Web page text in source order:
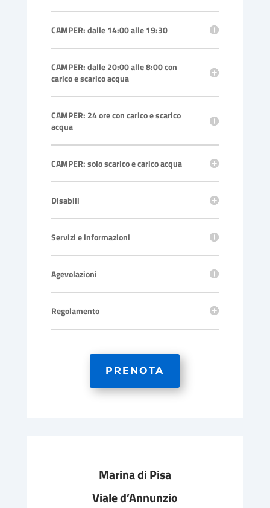
CAMPER: dalle 14:00 alle 19:30
CAMPER: dalle 20:00 alle 8:00 con
carico e scarico acqua
CAMPER: 24 ore con carico e scarico
acqua
CAMPER: solo scarico e carico acqua
Disabili
Servizi e informazioni
Agevolazioni
Regolamento
PRENOTA
Marina di Pisa
Viale d’Annunzio